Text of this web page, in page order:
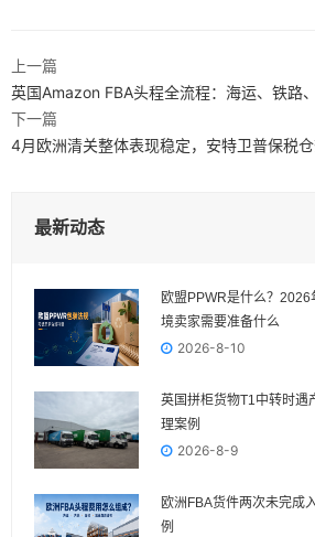
上一篇
英国Amazon FBA头程全流程：海运、铁路
下一篇
4月欧洲清关整体表现稳定，安特卫普保税
最新动态
欧盟PPWR是什么？
境卖家需要准备什么
2026-8-10
英国拼柜货物T1中转时遇
理案例
2026-8-9
欧洲FBA货件两次未完成
例